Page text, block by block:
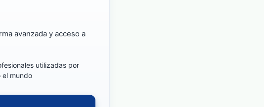
avanzada y acceso a
utilizadas por
mundo